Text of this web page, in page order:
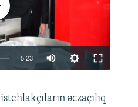
available
5:23
360pəczaçılıq